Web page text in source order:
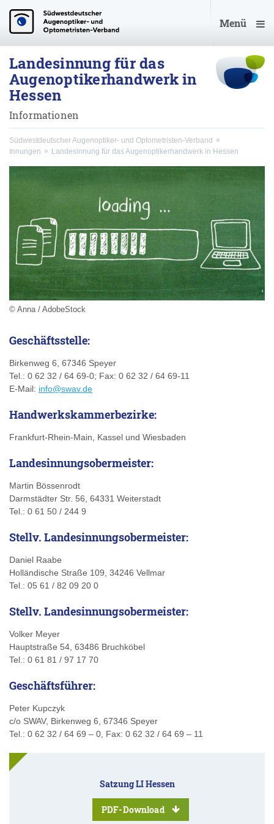
Menü
Landesinnung für das
Augenoptikerhandwerk in
Hessen
Informationen
Südwestdeutscher Augenoptiker- und Optometristen-Verband
Innungen
Landesinnung für das Augenoptikerhandwerk in Hessen
© Anna / AdobeStock
Geschäftsstelle:
Birkenweg 6, 67346 Speyer
Tel.: 0 62 32 / 64 69-0; Fax: 0 62 32 / 64 69-11
E-Mail: info@swav.de
Handwerkskammerbezirke:
Frankfurt-Rhein-Main, Kassel und Wiesbaden
Landesinnungsobermeister:
Martin Bössenrodt
Darmstädter Str. 56, 64331 Weiterstadt
Tel.: 0 61 50 / 244 9
Stellv. Landesinnungsobermeister:
Daniel Raabe
Holländische Straße 109, 34246 Vellmar
Tel.: 05 61 / 82 09 20 0
Stellv. Landesinnungsobermeister:
Volker Meyer
Hauptstraße 54, 63486 Bruchköbel
Tel.: 0 61 81 / 97 17 70
Geschäftsführer:
Peter Kupczyk
c/o SWAV, Birkenweg 6, 67346 Speyer
Tel.: 0 62 32 / 64 69 – 0, Fax: 0 62 32 / 64 69 – 11
Satzung LI Hessen
PDF-Download